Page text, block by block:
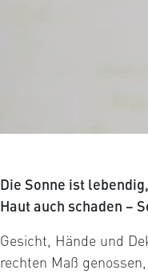
Die Sonne ist
Haut auch schaden –
Gesicht, Hände und
rechten Maß